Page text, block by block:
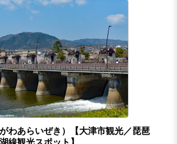
わあらいぜき）【大津市観光／琵琶
湖線観光スポット】